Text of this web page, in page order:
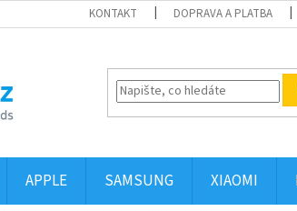
KONTAKT DOPRAVA A PLATBA
APPLE SAMSUNG XIAOMI